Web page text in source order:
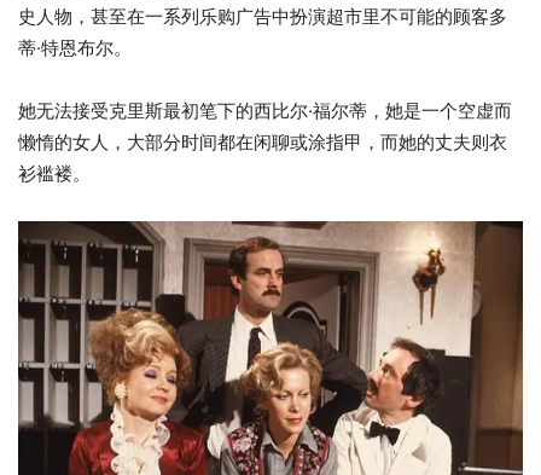
史人物，甚至在一系列乐购广告中扮演超市里不可能的顾客多
蒂·特恩布尔。
她无法接受克里斯最初笔下的西比尔·福尔蒂，她是一个空虚而
懒惰的女人，大部分时间都在闲聊或涂指甲，而她的丈夫则衣
衫褴褛。